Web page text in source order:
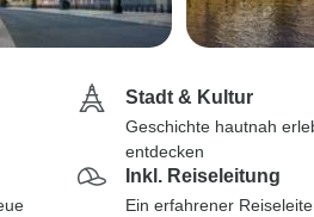
Stadt & Kultur
Geschichte hautnah
entdecken
Inkl. Reiseleitung
Ein erfahrener